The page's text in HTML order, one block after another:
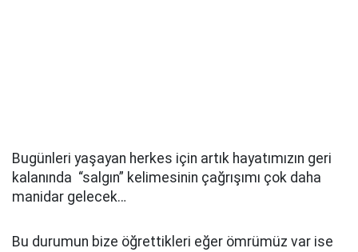
Bugünleri yaşayan herkes için artık hayatımızın geri
kalanında “salgın” kelimesinin çağrışımı çok daha
manidar gelecek…
Bu durumun bize öğrettikleri eğer ömrümüz var ise